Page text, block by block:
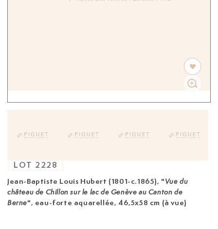
Jean-Baptiste Louis Hubert (1801-c.1865), " Vue du
château de Chillon sur le lac de Genève au Canton de
Berne", eau-forte aquarellée, 46,5x58 cm (à vue)
LOT 2228